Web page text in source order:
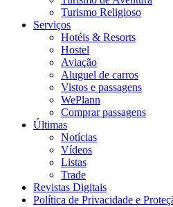
Turismo Religioso
Serviços
Hotéis & Resorts
Hostel
Aviação
Aluguel de carros
Vistos e passagens
WePlann
Comprar passagens
Últimas
Notícias
Vídeos
Listas
Trade
Revistas Digitais
Política de Privacidade e